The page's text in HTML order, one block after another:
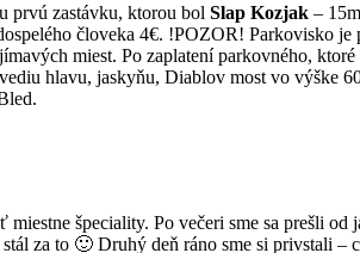
prvú zastávku, ktorou bol Slap Kozjak –
človeka 4€. !POZOR! Parkovisko
miest. Po zaplatení parkovného,
hlavu, jaskyňu, Diablov most vo výške
miestne špeciality. Po večeri sme sa prešli
za to 🙂 Druhý deň ráno sme si privstali –